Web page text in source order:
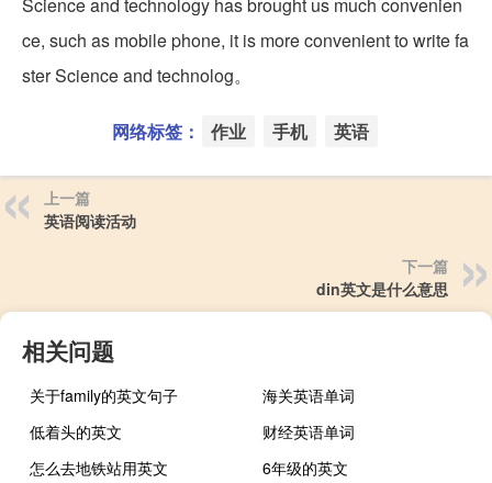
ce, such as mobile phone, it is more convenient to write fa
ster Science and technolog。
网络标签： 作业 手机 英语
上一篇
英语阅读活动
下一篇
din英文是什么意思
相关问题
关于family的英文句子
海关英语单词
低着头的英文
财经英语单词
怎么去地铁站用英文
6年级的英文